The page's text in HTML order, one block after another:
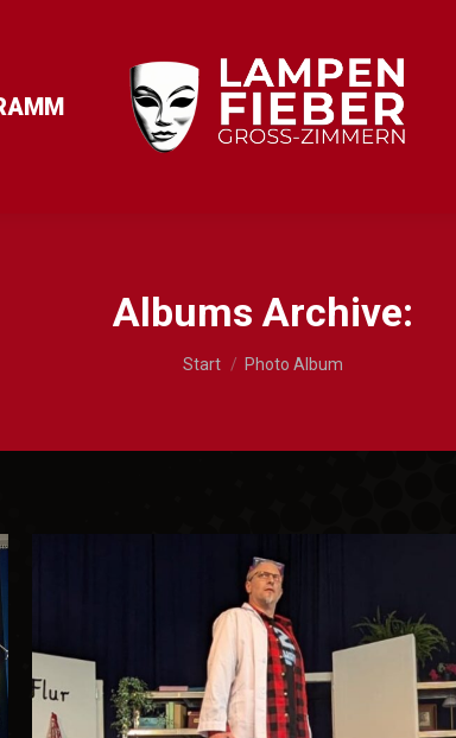
Albums Archive:
Sie befinden sich hier:
Start Photo Album